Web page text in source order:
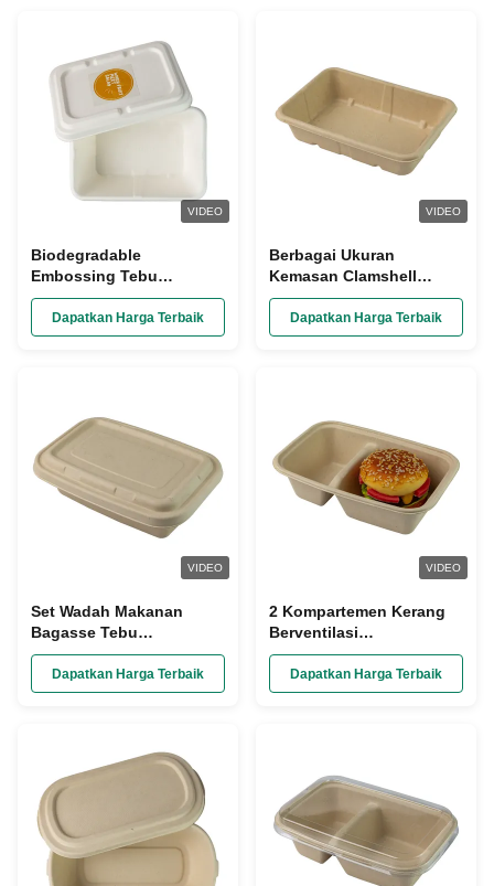
VIDEO
Biodegradable
Embossing Tebu
Bagasse Wadah Makanan
Microwavable Disposable
Dapatkan Harga Terbaik
VIDEO
Berbagai Ukuran
Kemasan Clamshell
Kompos, Kotak Makan
Siang Bagasse Sekali
Pakai 1000ml
Dapatkan Harga Terbaik
VIDEO
Set Wadah Makanan
Bagasse Tebu
Biodegradable Sekali
Pakai
Dapatkan Harga Terbaik
VIDEO
2 Kompartemen Kerang
Berventilasi
Biodegradable, Wadah
Makan Siang Kompos
Bagasse
Dapatkan Harga Terbaik